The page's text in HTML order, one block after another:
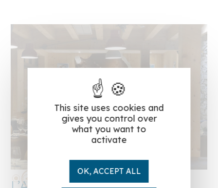
This site uses cookies and
gives you control over
what you want to
activate
OK, ACCEPT ALL